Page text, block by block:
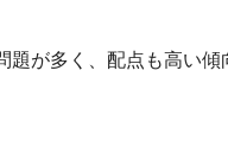
が多く、配点も高い傾